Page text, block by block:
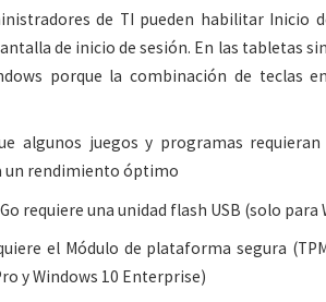
de TI pueden habilitar Inicio
de inicio de sesión. En las tabletas
porque la combinación de teclas
algunos juegos y programas
un rendimiento óptimo
requiere una unidad flash USB (solo para
el Módulo de plataforma segura
y Windows 10 Enterprise)